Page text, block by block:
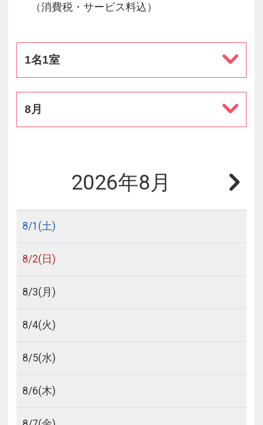
（消費税・サービス料込）
1名1室
8月
2026年8月
8/1 (土)
8/2(日)
8/3(月)
8/4(火)
8/5(水)
8/6(木)